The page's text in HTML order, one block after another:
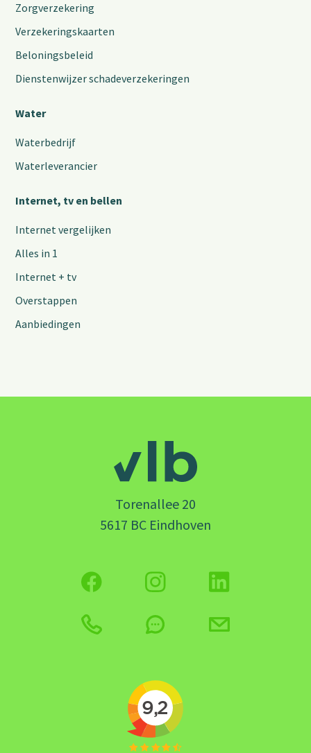
Zorgverzekering
Verzekeringskaarten
Beloningsbeleid
Dienstenwijzer schadeverzekeringen
Water
Waterbedrijf
Waterleverancier
Internet, tv en bellen
Internet vergelijken
Alles in 1
Internet + tv
Overstappen
Aanbiedingen
Torenallee 20
5617 BC Eindhoven